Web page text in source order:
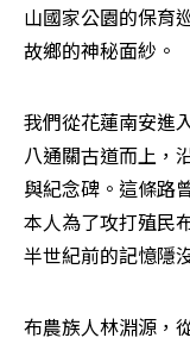
山國家公園的保育
故鄉的神秘面紗。
我們從花蓮南安進
八通關古道而上，
與紀念碑。這條路
本人為了攻打殖民
半世紀前的記憶隱
布農族人林淵源，